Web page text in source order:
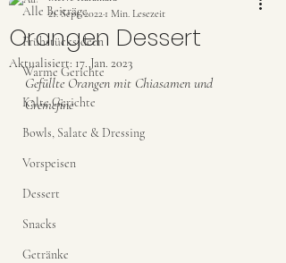
Alle Beiträge
Frühstücksideen
Warme Gerichte
Kalte Gerichte
Bowls, Salate & Dressing
Vorspeisen
Dessert
Snacks
Getränke
Orangen Dessert
21. Sept. 2022 1 Min. Lesezeit
Aktualisiert: 17. Jan. 2023
Gefüllte Orangen mit Chiasamen und
Cremefine